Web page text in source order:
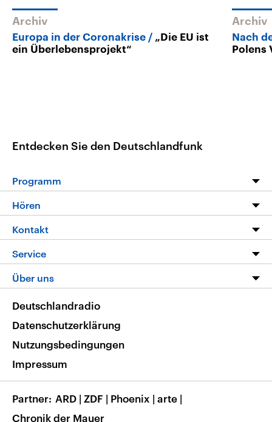
Archiv
Europa in der Coronakrise
„Die EU ist
ein Überlebensprojekt“
Archiv
Nach
Polens
Entdecken Sie den Deutschlandfunk
Programm
Programm
Die Nachrichten
Nachrichtenleicht
Neue Beiträge auf dlf.de
Hören
Livestream
Podcasts
Deutschlandfunk App
Nachrichten App
Frequenzen
Kontakt
Hörerservice
Service
FAQ
Veranstaltungen
Musikliste
RSS
Über uns
Barrierefreiheit
Deutschlandradio
Datenschutzerklärung
Nutzungsbedingungen
Impressum
Partner ARD | ZDF | Phoenix | arte |
Chronik der Mauer